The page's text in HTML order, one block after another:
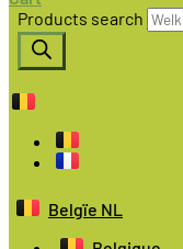
Products search
Belgïe NL